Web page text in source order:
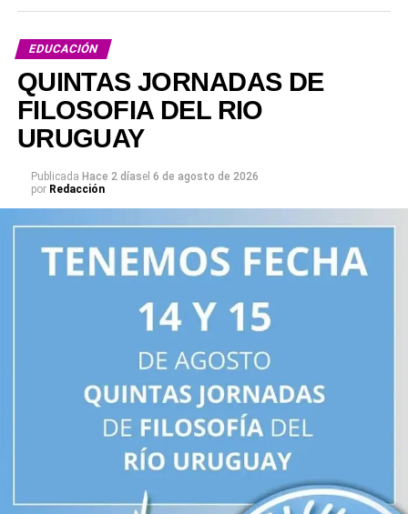
EDUCACIÓN
QUINTAS JORNADAS DE
FILOSOFIA DEL RIO
URUGUAY
Publicada Hace 2 díasel 6 de agosto de 2026
por Redacción